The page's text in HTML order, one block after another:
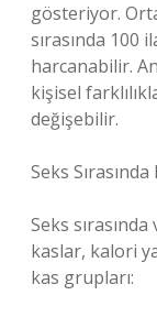
gösteriyor.
sırasında 100
harcanabilir.
kişisel
değişebilir.
Seks
Seks
kaslar, kalori
kas grupları: